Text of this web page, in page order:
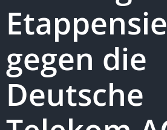
gegen die
Deutsche